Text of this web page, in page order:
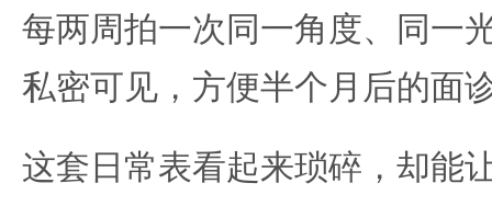
每两周拍一次同一角度、同一
私密可见，方便半个月后的面
这套日常表看起来琐碎，却能